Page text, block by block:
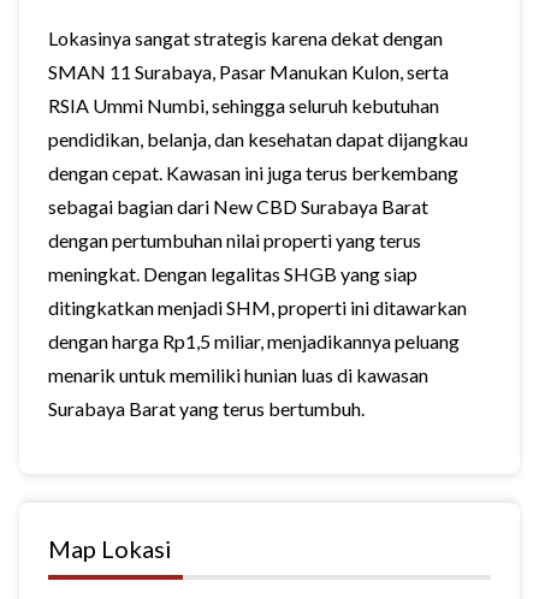
Lokasinya sangat strategis karena dekat dengan
SMAN 11 Surabaya, Pasar Manukan Kulon, serta
RSIA Ummi Numbi, sehingga seluruh kebutuhan
pendidikan, belanja, dan kesehatan dapat dijangkau
dengan cepat. Kawasan ini juga terus berkembang
sebagai bagian dari New CBD Surabaya Barat
dengan pertumbuhan nilai properti yang terus
meningkat. Dengan legalitas SHGB yang siap
ditingkatkan menjadi SHM, properti ini ditawarkan
dengan harga Rp1,5 miliar, menjadikannya peluang
menarik untuk memiliki hunian luas di kawasan
Surabaya Barat yang terus bertumbuh.
Map Lokasi